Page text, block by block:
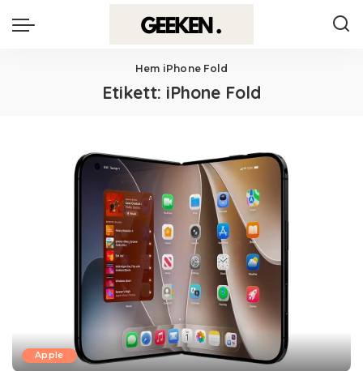
Hem iPhone Fold
Etikett: iPhone Fold
Apple